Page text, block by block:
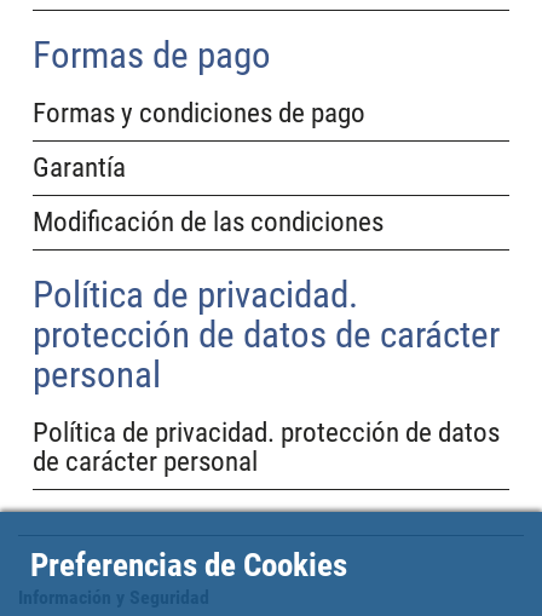
Formas de pago
Formas y condiciones de pago
Garantía
Modificación de las condiciones
Política de privacidad.
protección de datos de carácter
personal
Política de privacidad. protección de datos
de carácter personal
Preferencias de Cookies